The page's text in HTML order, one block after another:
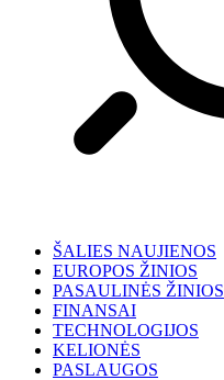
ŠALIES NAUJIENOS
EUROPOS ŽINIOS
PASAULINĖS ŽINIOS
FINANSAI
TECHNOLOGIJOS
KELIONĖS
PASLAUGOS